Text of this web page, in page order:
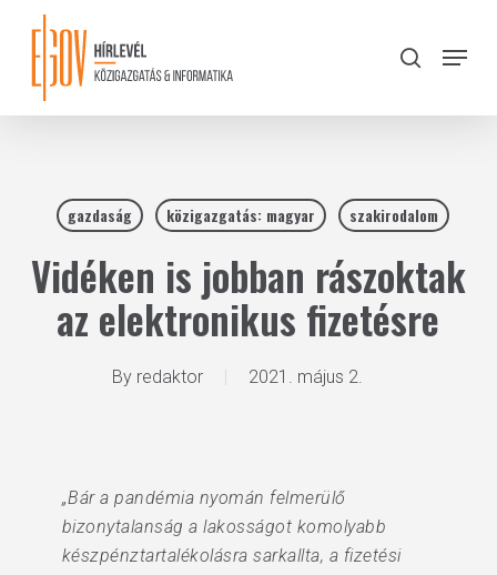
content
search
Menu
gazdaság közigazgatás: magyar szakirodalom
Vidéken is jobban rászoktak
az elektronikus fizetésre
By redaktor 2021. május 2.
„Bár a pandémia nyomán felmerülő
bizonytalanság a lakosságot komolyabb
készpénztartalékolásra sarkallta, a fizetési
Close